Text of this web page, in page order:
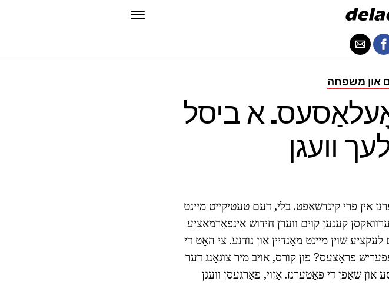
און משפּחה
א ביסל
וועגן
אין פרי קינדשאַפט. בלי, דעם טעטיקייט מיינט
קענען קוים ווערן חידוש אינפֿאָרמאַציע
שוין מיינט מאַנדיין און נודנע. צי האָט די
פּראָצעס? פון קורס, אויב מיר צוגאַנג דער
און שאַפֿן די פּאַטערנז. אַזוי, פאַרגעסן וועגן